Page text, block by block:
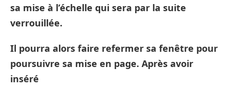
sa mise à l’échelle qui sera par la suite
verrouillée.
Il pourra alors faire refermer sa fenêtre pour
poursuivre sa mise en page. Après avoir
inséré